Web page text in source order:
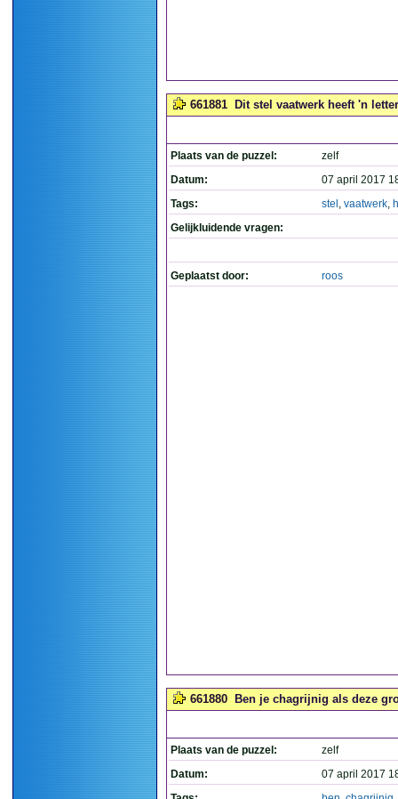
661881 Dit stel vaatwerk heeft 'n
Plaats van de puzzel:
zelf
Datum:
07 april 2017
Tags:
stel , vaatwerk,
Gelijkluidende vragen:
Geplaatst door: roos
661880 Ben je chagrijnig als deze
Plaats van de puzzel:
zelf
Datum:
07 april 2017